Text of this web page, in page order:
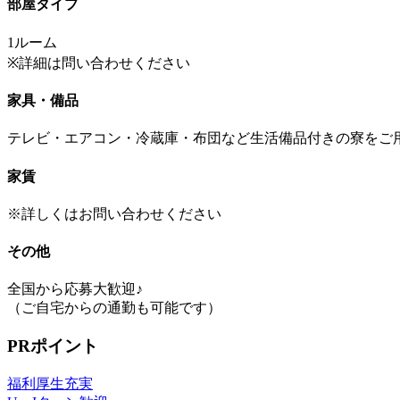
部屋タイプ
1ルーム
※詳細は問い合わせください
家具・備品
テレビ・エアコン・冷蔵庫・布団など生活備品付きの寮をご
家賃
※詳しくはお問い合わせください
その他
全国から応募大歓迎♪
（ご自宅からの通勤も可能です）
PRポイント
福利厚生充実